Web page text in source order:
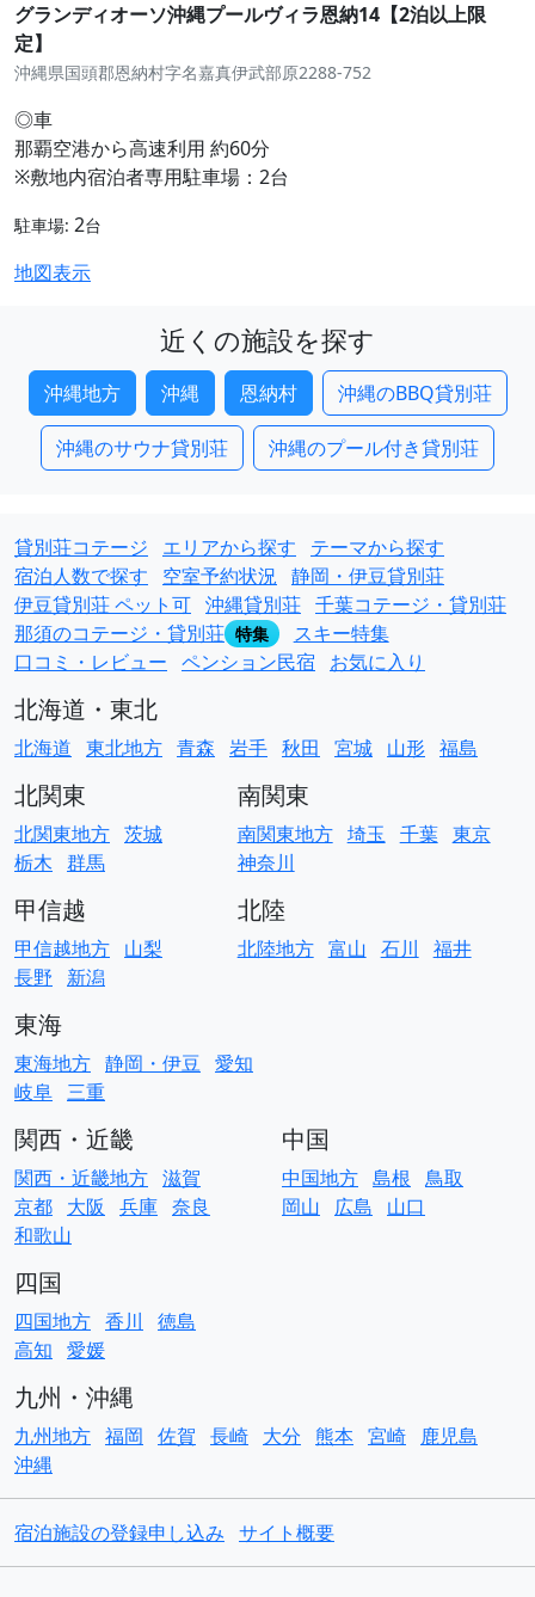
グランディオーソ沖縄プールヴィラ恩納14【2泊以上限
定】
沖縄県国頭郡恩納村字名嘉真伊武部原2288-752
◎車
那覇空港から高速利用 約60分
※敷地内宿泊者専用駐車場：2台
駐車場: 2台
地図表示
近くの施設を探す
沖縄地方 沖縄 恩納村 沖縄のBBQ貸別荘
沖縄のサウナ貸別荘 沖縄のプール付き貸別荘
貸別荘コテージ エリアから探す
テーマから探す
宿泊人数で探す
空室予約状況 静岡・伊豆貸別荘
伊豆貸別荘 ペット可 沖縄貸別荘 千葉コテージ・貸別荘
那須のコテージ・貸別荘 特集
スキー特集
口コミ・レビュー ペンション民宿 お気に入り
北海道・東北
北海道 東北地方 青森 岩手 秋田 宮城 山形 福島
北関東
北関東地方 茨城
栃木 群馬
南関東
南関東地方 埼玉 千葉 東京
神奈川
甲信越
甲信越地方 山梨
長野
新潟
北陸
北陸地方 富山 石川 福井
東海
東海地方 静岡・伊豆 愛知
岐阜 三重
関西・近畿
関西・近畿地方 滋賀
京都 大阪 兵庫 奈良
和歌山
中国
中国地方 島根 鳥取
岡山
広島 山口
四国
四国地方 香川
徳島
高知 愛媛
九州・沖縄
九州地方 福岡 佐賀 長崎 大分 熊本 宮崎
鹿児島
沖縄
宿泊施設の登録申し込み サイト概要